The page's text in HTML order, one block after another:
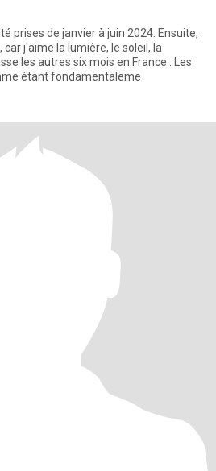
prises de janvier à juin 2024. Ensuite,
j'aime la lumière, le soleil, la
les autres six mois en France . Les
étant fondamentaleme